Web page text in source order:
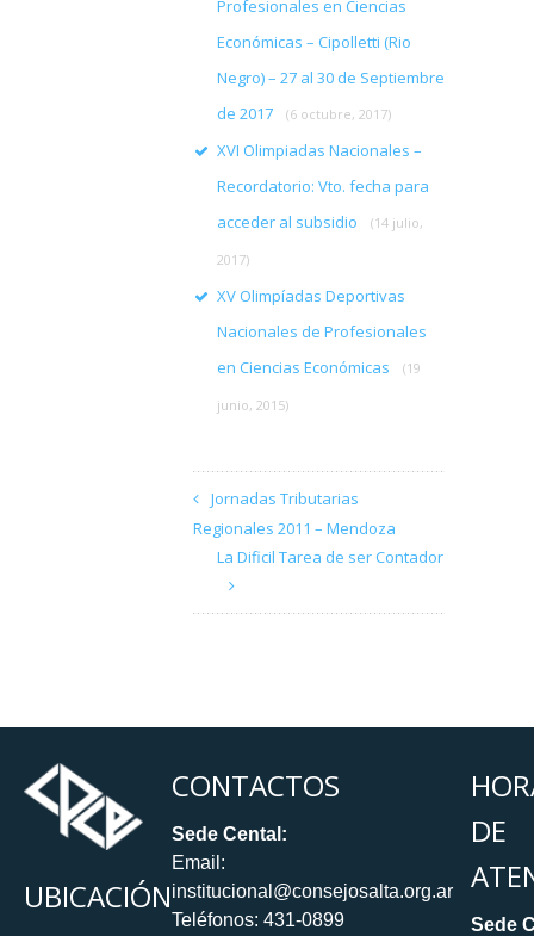
Profesionales en Ciencias
Económicas – Cipolletti (Rio
Negro) – 27 al 30 de Septiembre
de 2017
(6 octubre, 2017)
XVI Olimpiadas Nacionales –
Recordatorio: Vto. fecha para
acceder al subsidio
(14 julio,
2017)
XV Olimpíadas Deportivas
Nacionales de Profesionales
en Ciencias Económicas
(19
junio, 2015)
Jornadas Tributarias
Regionales 2011 – Mendoza
La Dificil Tarea de ser Contador
UBICACIÓN
CONTACTOS
Sede Cental:
Email:
institucional@consejosalta.org.ar
Teléfonos: 431-0899
DE
Sede